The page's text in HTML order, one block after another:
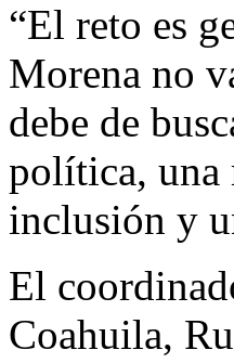
“El reto es
Morena no
debe de
política, una
inclusión y
El
Coahuila,